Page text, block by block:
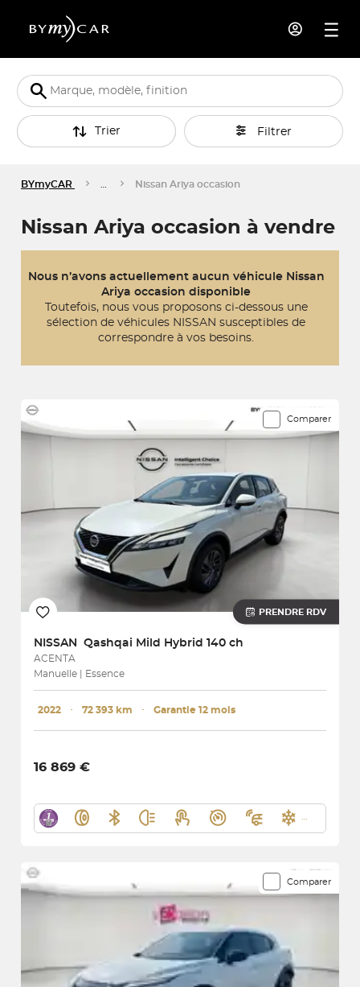
Trier Filtrer
BYmyCAR Nissan Ariya occasion
Nissan Ariya occasion à vendre
Nous n’avons actuellement aucun véhicule Nissan
Ariya occasion disponible
Toutefois, nous vous proposons ci-dessous une
sélection de véhicules NISSAN susceptibles de
correspondre à vos besoins.
Comparer
PRENDRE RDV
NISSAN Qashqai Mild Hybrid 140 ch
ACENTA
Manuelle | Essence
2022 ･ 72 393 km ･ Garantie 12 mois
16 869 €
Comparer